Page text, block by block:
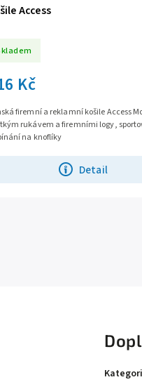
Access
Kč
Detail
firemní a reklamní košile Access
rukávem a firemními logy,
na knoflíky